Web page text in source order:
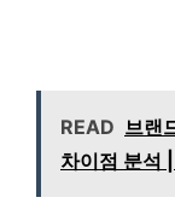
READ 브랜
차이점 분석